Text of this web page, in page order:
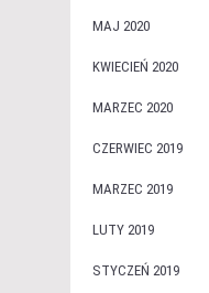
MAJ 2020
KWIECIEŃ 2020
MARZEC 2020
CZERWIEC 2019
MARZEC 2019
LUTY 2019
STYCZEŃ 2019